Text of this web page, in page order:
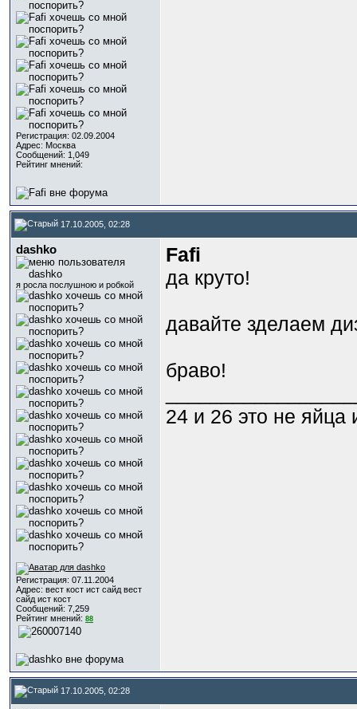
Регистрация: 02.09.2004
Адрес: Москва
Сообщений: 1,049
Рейтинг мнений:
17.10.2005, 02:28
dashko
я росла послушною и робкой
Регистрация: 07.11.2004
Адрес: вест кост ист сайд вест
сайд ист кост
Сообщений: 7,259
Рейтинг мнений: 88
Fafi
да круто!
давайте зделаем
браво!
24 и 26 это не яйца
17.10.2005, 02:28